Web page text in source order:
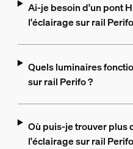
Ai-je besoin d'un pont
l'éclairage sur rail
Quels luminaires
sur rail Perifo ?
Où puis-je trouver plus
l'éclairage sur rail